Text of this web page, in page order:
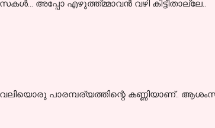
അപ്പോ എഴുത്ത്മ്മാവൻ വഴി കിട്ടീതാല്ലേ..
പാരമ്പര്യത്തിന്റെ കണ്ണിയാണ്..